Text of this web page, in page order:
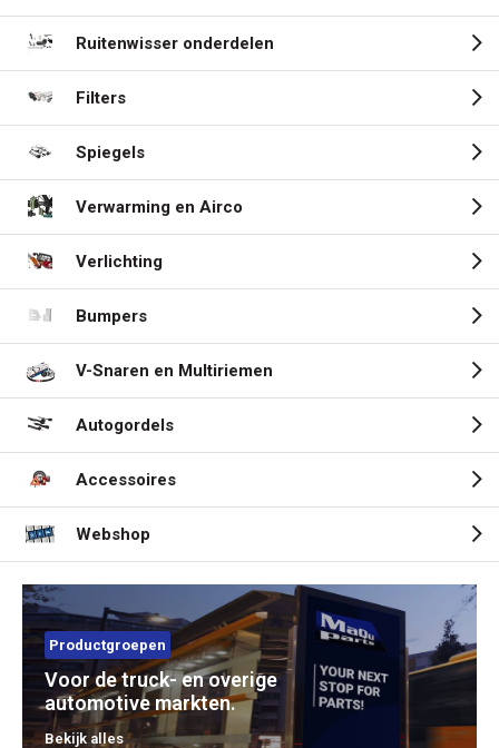
Ruitenwisser onderdelen
Filters
Spiegels
Verwarming en Airco
Verlichting
Bumpers
V-Snaren en Multiriemen
Autogordels
Accessoires
Webshop
Productgroepen
Voor de truck- en overige
automotive markten.
Bekijk alles